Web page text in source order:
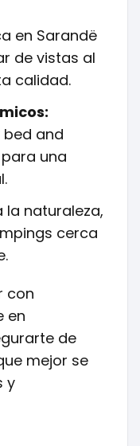
en Sarandë
de vistas al
calidad.
and
para una
la naturaleza,
cerca
con
en
de
mejor se
y